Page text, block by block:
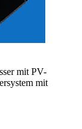
mit PV-
mit